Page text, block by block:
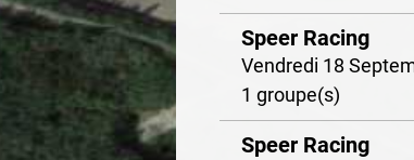
Speer Racing
Vendredi 18
1 groupe(s)
Speer Racing